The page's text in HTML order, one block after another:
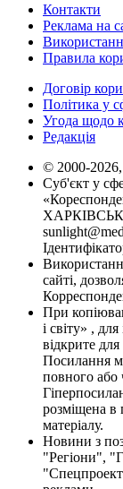
Контакти
Реклама на
Правила
Договір
Політика у
Угода щодо
Редакція
© 2000-
Суб'єкт у
сайті,
При
і світу» ,
відкрите
Посилання
повного або
розміщена в
матеріалу.
Новини з
"Регіони",